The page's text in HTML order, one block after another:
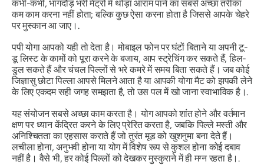
कभी-कभी, भागदौड़ भरी मेट्रो में थोड़ा आराम पाने का सबसे अच्छा तरीका
कम काम करना नहीं होता; बल्कि कुछ ऐसा करना होता है जिससे आपके चेहरे
पर मुस्कान आ जाए।.
पपी योगा आपको यही तो देता है। मोबाइल फोन पर घंटों बिताने या अपनी टू-
डू लिस्ट के कामों को पूरा करने के बजाय, आप स्ट्रेचिंग कर सकते हैं, हिल-
डुल सकते हैं और चंचल पिल्लों से भरे कमरे में समय बिता सकते हैं। जब कोई
जिज्ञासु छोटा पिल्ला आपसे मिलने आता है या आपकी योगा मैट को झपकी लेने
के लिए एकदम सही जगह समझता है, तो उस पल में खो जाना स्वाभाविक है।.
यह संयोजन सबसे अच्छा काम करता है। योग आपको शांत होने और वर्तमान
क्षण पर ध्यान केंद्रित करने के लिए प्रेरित करता है, जबकि पिल्ले मस्ती और
अनिश्चितता का एहसास कराते हैं जो तुरंत मूड को खुशनुमा बना देते हैं।
लचीला होना, अनुभवी होना या योग में विशेष रूप से कुशल होना कोई दबाव
नहीं है। वैसे भी, हर कोई पिल्लों को देखकर मुस्कुराने में ही मग्न रहता है।.